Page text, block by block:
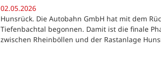
02.05.2026
Hunsrück. Die Autobahn GmbH hat mit dem
Tiefenbachtal begonnen. Damit ist die finale
zwischen Rheinböllen und der Rastanlage